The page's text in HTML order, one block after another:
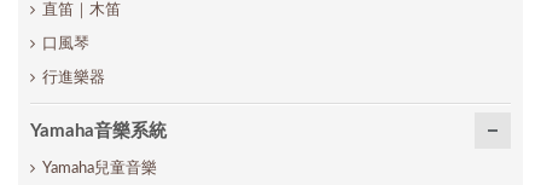
直笛｜木笛
口風琴
行進樂器
Yamaha音樂系統
Yamaha兒童音樂